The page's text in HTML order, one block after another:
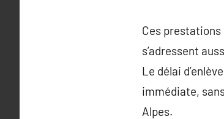
Ces
s’adressent
Le délai
immédiate,
Alpes.